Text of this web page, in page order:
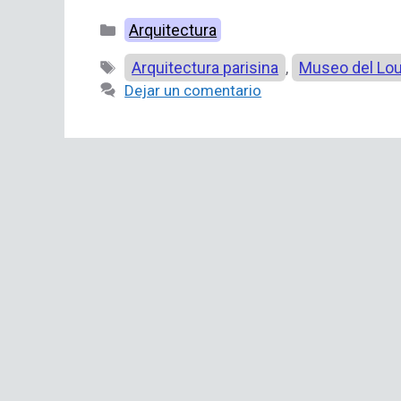
Categorías
Arquitectura
Etiquetas
Arquitectura parisina , Museo del
Dejar un comentario